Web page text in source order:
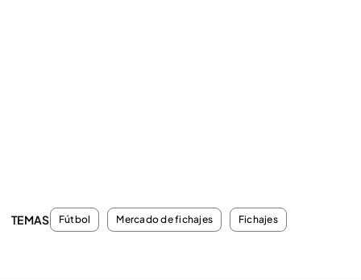
TEMAS Fútbol Mercado de fichajes Fichajes